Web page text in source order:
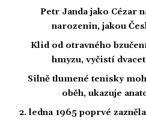
Petr Janda jako Cézar
narozenin, jakou
Klid od otravného
hmyzu, vyčistí
Silně tlumené tenisky
oběh, ukazuje
2. ledna 1965 poprvé